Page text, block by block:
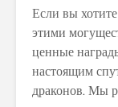
Если вы
этими
ценные
настоящим
драконов. Мы